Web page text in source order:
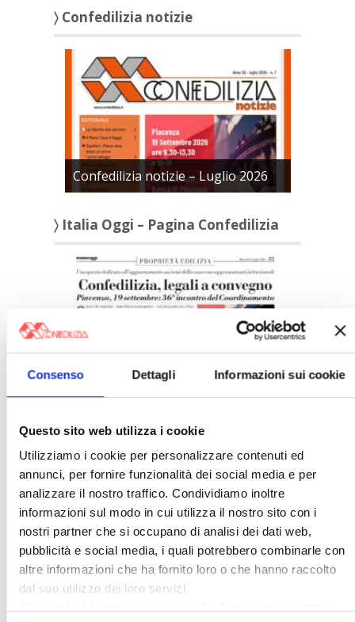
Consenso Dettagli Informazioni sui cookie
Questo sito web utilizza i cookie
Utilizziamo i cookie per personalizzare contenuti ed
annunci, per fornire funzionalità dei social media e per
analizzare il nostro traffico. Condividiamo inoltre
informazioni sul modo in cui utilizza il nostro sito con i
nostri partner che si occupano di analisi dei dati web,
pubblicità e social media, i quali potrebbero combinarle con
altre informazioni che ha fornito loro o che hanno raccolto
dal suo utilizzo dei loro servizi.
〉 Confedilizia notizie
Confedilizia notizie – Luglio 2026
〉 Italia Oggi – Pagina Confedilizia
Italia Oggi – Luglio 2026
〉 Rubriche